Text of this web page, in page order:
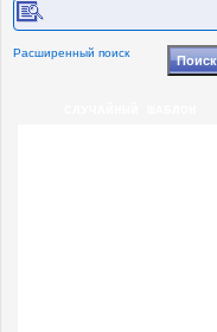
Расширенный поиск